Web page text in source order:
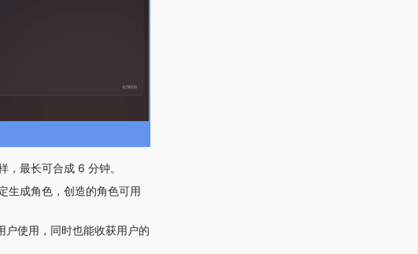
最长可合成 6 分钟。
生成角色，创造的角色可用
户使用，同时也能收获用户的